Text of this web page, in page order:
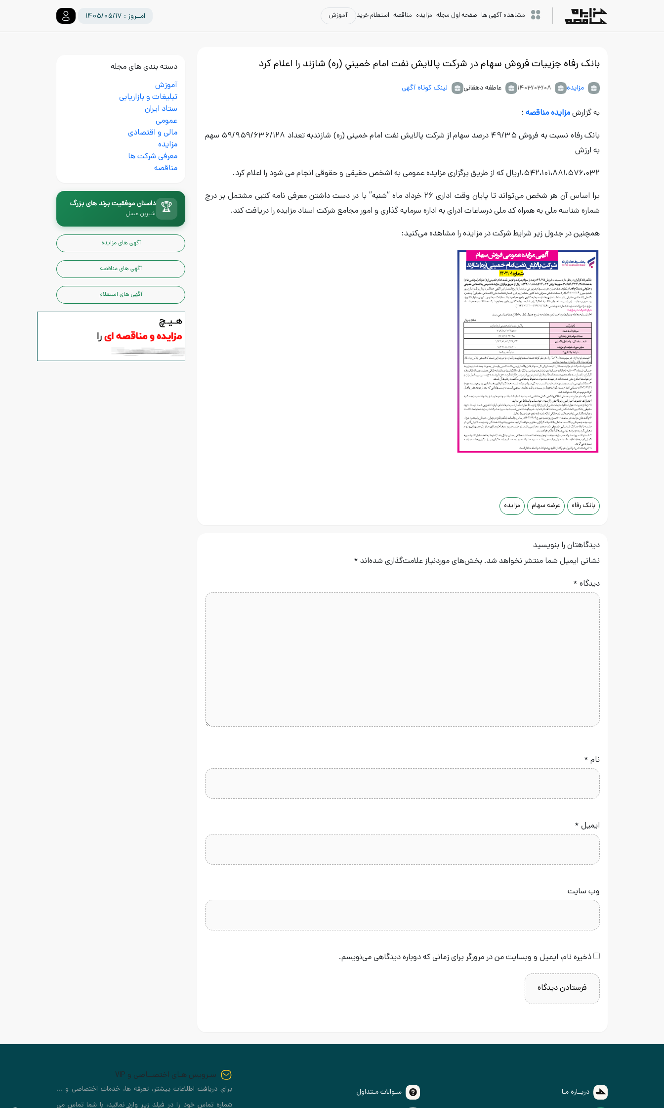
مشاهده آگهی ها صفحه اول مجله مزایده مناقصه استعلام خرید آموزش امــروز : ۱۴۰۵/۰۵/۱۷
بانک رفاه جزییات فروش سهام در شركت پالايش نفت امام خميني (ره) شازند را اعلام کرد
مزایده عاطفه دهقانی لینک کوتاه آگهی
به گزارشمزایده مناقصه ؛
بانک رفاه نسبت به فروش ۴۹/۳۵ درصد سهام از شرکت پالایش نفت امام خمینی (ره) شازندبه تعداد ۵۹/۹۵۹/۶۳۶/۱۲۸ سهم
به ارزش
۱،۵۴۲،۱۰۱،۸۸۱،۵۷۶،۰۳۲ریال که از طریق برگزاری مزایده عمومی به اشخص حقیقی و حقوقی انجام می شود را اعلام کرد.
برا اساس آن هر شخص می‌تواند تا پایان وقت اداری ۲۶ خرداد ماه “شنبه” با در دست داشتن معرفی نامه کتبی مشتمل بر درج
شماره شناسه ملی به همراه کد ملی درساعات ادرای به اداره سرمایه گذاری و امور مجامع شرکت اسناد مزایده را دریافت کند.
همچنین در جدول زیر شرایط شرکت در مزایده را مشاهده می‌کنید:
بانک رفاه عرضه سهام مزایده
دیدگاهتان را بنویسید
نشانی ایمیل شما منتشر نخواهد شد. بخش‌های موردنیاز علامت‌گذاری شده‌اند *
دیدگاه *
نام *
ایمیل *
وب‌ سایت
ذخیره نام، ایمیل و وبسایت من در مرورگر برای زمانی که دوباره دیدگاهی می‌نویسم.
دسته بندی های مجله
آموزش
تبلیغات و بازاریابی
ستاد ایران
عمومی
مالی و اقتصادی
مزایده
معرفی شرکت ها
مناقصه
🏆 داستان موفقیت برند های بزرگ
شیرین عسل
آگهی های مزایده
آگهی های مناقصه
آگهی های استعلام
دربــاره مـا سـوالات مـتداول
سـرویس هـای اختصــاصی و VIP
برای دریافت اطلاعات بیشتر، تعرفه ها، خدمات اختصاصی و ...
شماره تماس خود را در فیلد زیر وارد نمائید، با شما تماس می